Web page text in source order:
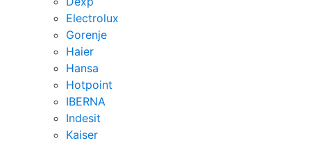
Electrolux
Gorenje
Haier
Hansa
Hotpoint
IBERNA
Indesit
Kaiser